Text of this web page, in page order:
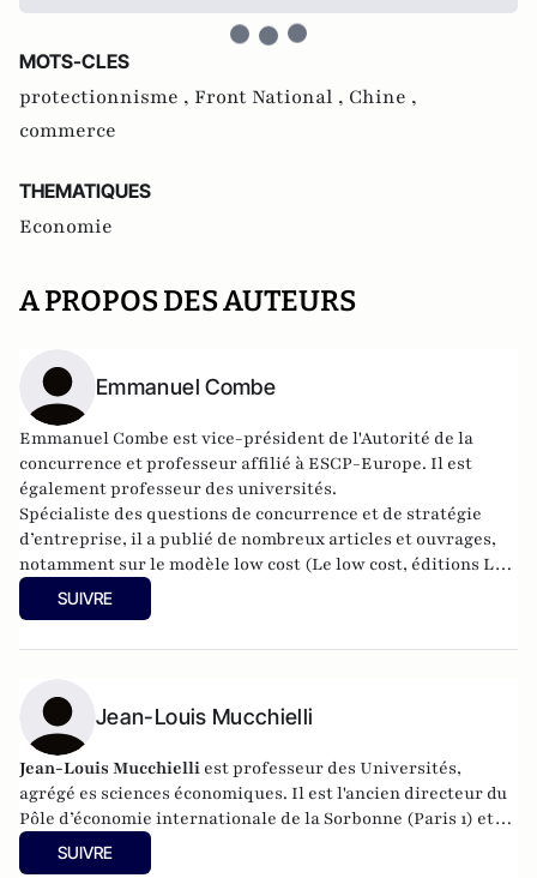
MOTS-CLES
protectionnisme , Front National , Chine ,
commerce
THEMATIQUES
Economie
A PROPOS DES AUTEURS
Emmanuel Combe
Emmanuel Combe estvice-président de l'Autorité de la
concurrence et professeur affilié à ESCP-Europe. Il est
égalementprofesseur des universités.
Spécialiste des questions de concurrence et de stratégie
d’entreprise, il a publié de nombreux articles et ouvrages,
notamment sur le modèle low cost (Le low cost, éditions La
Découverte 2011). Il tient à jour
concurrence.
SUIVRE
Jean-Louis Mucchielli
Jean-Louis Mucchielli est professeur des Universités,
agrégé es sciences économiques. Il est l'ancien directeur du
Pôle d’économie internationale de la Sorbonne (Paris 1) et
directeur du Master de Stratégie industrielle (Paris 1).
SUIVRE